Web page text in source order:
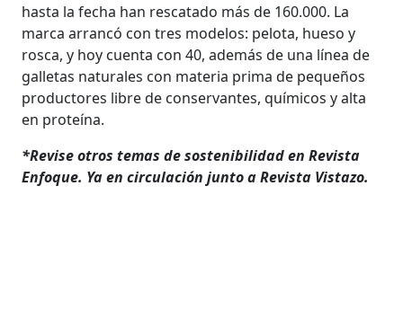
hasta la fecha han rescatado más de 160.000. La
marca arrancó con tres modelos: pelota, hueso y
rosca, y hoy cuenta con 40, además de una línea de
galletas naturales con materia prima de pequeños
productores libre de conservantes, químicos y alta
en proteína.
*Revise otros temas de sostenibilidad en Revista
Enfoque. Ya en circulación junto a Revista Vistazo.